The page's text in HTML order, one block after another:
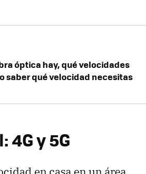
óptica hay, qué velocidades
saber qué velocidad necesitas
y 5G